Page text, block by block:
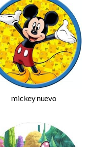
mickey nuevo